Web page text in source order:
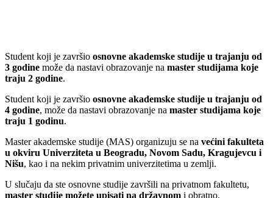
Student koji je završio osnovne akademske studije u trajanju od
3 godine može da nastavi obrazovanje na master studijama koje
traju 2 godine.
Student koji je završio osnovne akademske studije u trajanju od
4 godine, može da nastavi obrazovanje na master studijama koje
traju 1 godinu.
Master akademske studije (MAS) organizuju se na većini fakulteta
u okviru Univerziteta u Beogradu, Novom Sadu, Kragujevcu i
Nišu, kao i na nekim privatnim univerzitetima u zemlji.
U slučaju da ste osnovne studije završili na privatnom fakultetu,
master studije možete upisati na državnom i obratno.